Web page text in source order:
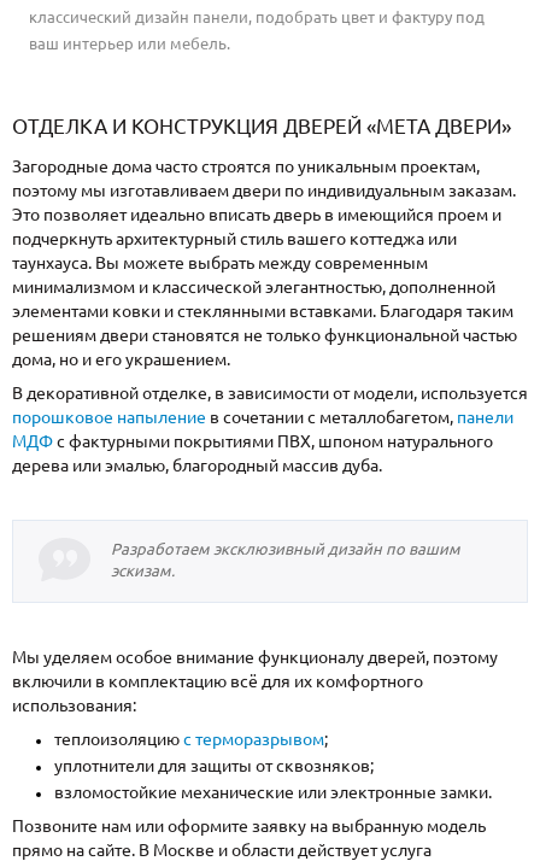
классический дизайн панели, подобрать цвет и фактуру под
ваш интерьер или мебель.
ОТДЕЛКА И КОНСТРУКЦИЯ ДВЕРЕЙ «МЕТА ДВЕРИ»
Загородные дома часто строятся по уникальным проектам,
поэтому мы изготавливаем двери по индивидуальным заказам.
Это позволяет идеально вписать дверь в имеющийся проем и
подчеркнуть архитектурный стиль вашего коттеджа или
таунхауса. Вы можете выбрать между современным
минимализмом и классической элегантностью, дополненной
элементами ковки и стеклянными вставками. Благодаря таким
решениям двери становятся не только функциональной частью
дома, но и его украшением.
В декоративной отделке, в зависимости от модели, используется
порошковое напыление в сочетании с металлобагетом, панели
МДФс фактурными покрытиями ПВХ, шпоном натурального
дерева или эмалью, благородный массив дуба.
Разработаем эксклюзивный дизайн по вашим
эскизам.
Мы уделяем особое внимание функционалу дверей, поэтому
включили в комплектацию всё для их комфортного
использования:
теплоизоляциюс терморазрывом;
уплотнители для защиты от сквозняков;
взломостойкие механические или электронные замки.
Позвоните нам или оформите заявку на выбранную модель
прямо на сайте. В Москве и области действует услуга